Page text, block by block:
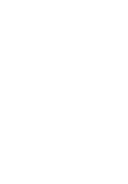
in der Datenschutzerklärung